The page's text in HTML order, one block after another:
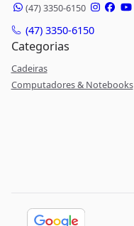
(47) 3350-6150
(47) 3350-6150
Categorias
Cadeiras
Computadores & Notebooks